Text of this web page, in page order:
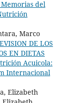
del
Marco
DE LOS
EN DIETAS
Acuicola:
Internacional
Elizabeth